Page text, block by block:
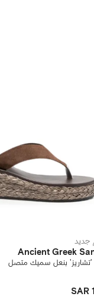
Ancient Greek
بنعل سميك متصل
SAR